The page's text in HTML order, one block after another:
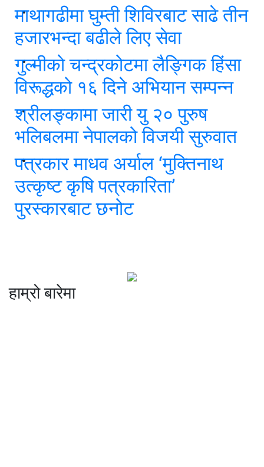
माथागढीमा घुम्ती शिविरबाट साढे तीन
हजारभन्दा बढीले लिए सेवा
गुल्मीको चन्द्रकोटमा लैङ्गिक हिंसा
विरूद्धको १६ दिने अभियान सम्पन्न
श्रीलङ्कामा जारी यु २० पुरुष
भलिबलमा नेपालको विजयी सुरुवात
पत्रकार माधव अर्याल ‘मुक्तिनाथ
उत्कृष्ट कृषि पत्रकारिता’
पुरस्कारबाट छनोट
हाम्रो बारेमा